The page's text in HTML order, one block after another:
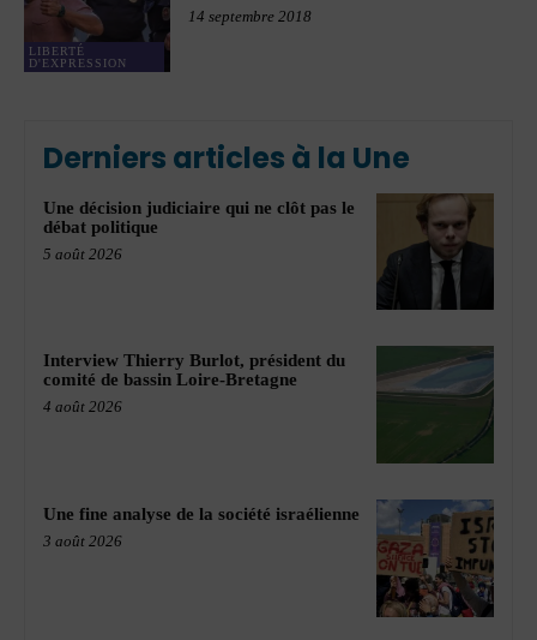
LIBERTÉ
D'EXPRESSION
14 septembre 2018
Derniers articles à la Une
Une décision judiciaire qui ne clôt pas le
débat politique
5 août 2026
Interview Thierry Burlot, président du
comité de bassin Loire-Bretagne
4 août 2026
Une fine analyse de la société israélienne
3 août 2026